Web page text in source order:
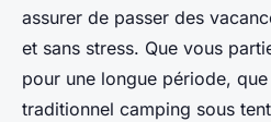
assurer de passer des
et sans stress. Que vous
pour une longue période,
traditionnel camping sous